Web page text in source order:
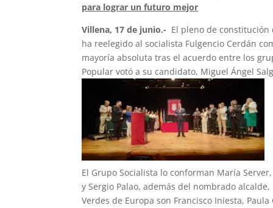
para lograr un futuro mejor
Villena, 17 de junio.- El pleno de
ha reelegido al socialista Fulgencio Cerdán
mayoría absoluta tras el acuerdo entre los
Popular votó a su candidato, Miguel Ángel
El Grupo Socialista lo conforman María
y Sergio Palao, además del nombrado
Verdes de Europa son Francisco Iniesta,